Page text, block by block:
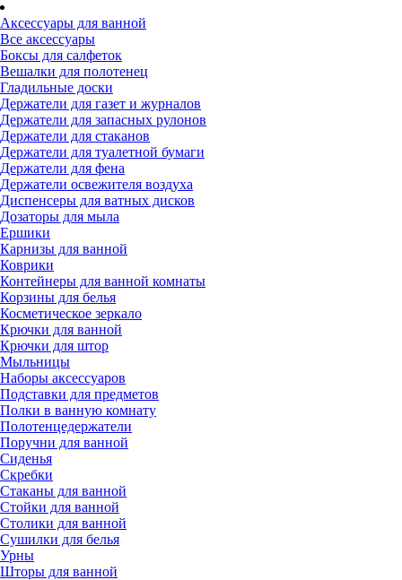
Аксессуары для ванной
Все аксессуары
Боксы для салфеток
Вешалки для полотенец
Гладильные доски
Держатели для газет и журналов
Держатели для запасных рулонов
Держатели для стаканов
Держатели для туалетной бумаги
Держатели для фена
Держатели освежителя воздуха
Диспенсеры для ватных дисков
Дозаторы для мыла
Ершики
Карнизы для ванной
Коврики
Контейнеры для ванной комнаты
Корзины для белья
Косметическое зеркало
Крючки для ванной
Крючки для штор
Мыльницы
Наборы аксессуаров
Подставки для предметов
Полки в ванную комнату
Полотенцедержатели
Поручни для ванной
Сиденья
Скребки
Стаканы для ванной
Стойки для ванной
Столики для ванной
Сушилки для белья
Урны
Шторы для ванной